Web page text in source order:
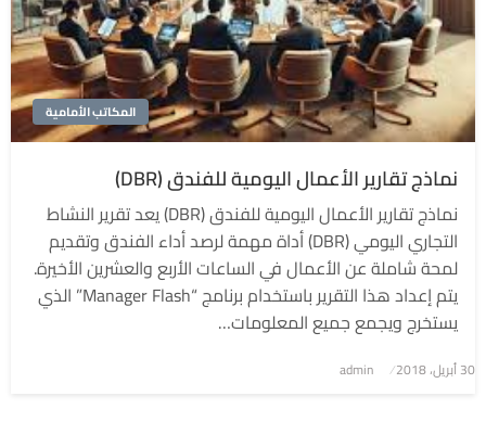
المكاتب الأمامية
نماذج تقارير الأعمال اليومية للفندق (DBR)
نماذج تقارير الأعمال اليومية للفندق (DBR) يعد تقرير النشاط
التجاري اليومي (DBR) أداة مهمة لرصد أداء الفندق وتقديم
لمحة شاملة عن الأعمال في الساعات الأربع والعشرين الأخيرة.
يتم إعداد هذا التقرير باستخدام برنامج “Manager Flash” الذي
يستخرج ويجمع جميع المعلومات…
نُشر
30 أبريل، 2018 admin